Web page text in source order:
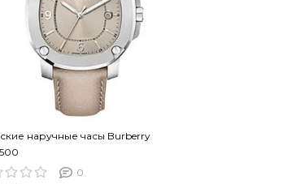
наручные часы Burberry
0